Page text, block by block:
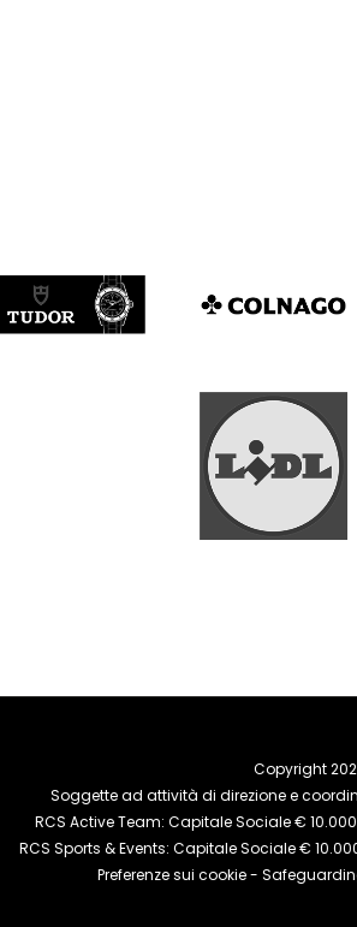
Copyright
Soggette ad attività di direzione e
RCS Active Team: Capitale Sociale € 10.000
RCS Sports & Events: Capitale Sociale €
Preferenze sui cookie-